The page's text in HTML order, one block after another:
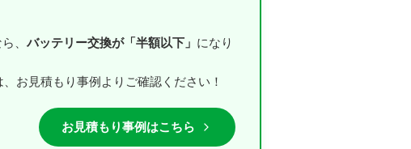
、 バッテリー交換が「半額以下」 になり
お見積もり事例よりご確認ください！
お見積もり事例はこちら